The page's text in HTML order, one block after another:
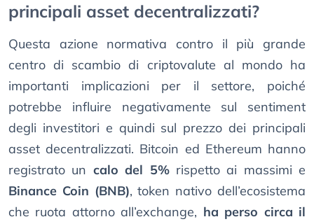
principali asset decentralizzati?
Questa azione normativa contro il più grande
centro di scambio di criptovalute al mondo ha
importanti implicazioni per il settore, poiché
potrebbe influire negativamente sul sentiment
degli investitori e quindi sul prezzo dei principali
asset decentralizzati. Bitcoin ed Ethereum hanno
registrato un calo del 5%rispetto ai massimi e
Binance Coin (BNB), token nativo dell’ecosistema
che ruota attorno all’exchange, ha perso circa il